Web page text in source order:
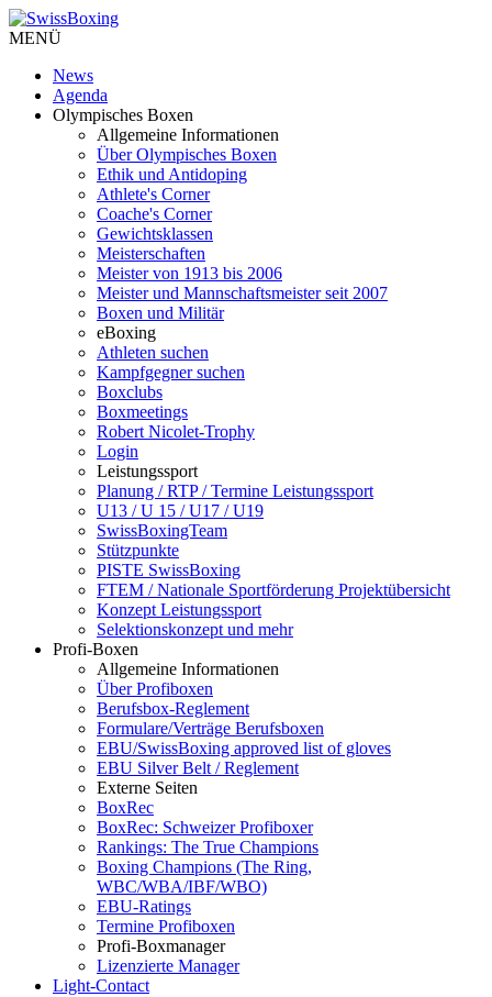
MENÜ
News
Agenda
Olympisches Boxen
Allgemeine Informationen
Über Olympisches Boxen
Ethik und Antidoping
Athlete's Corner
Coache's Corner
Gewichtsklassen
Meisterschaften
Meister von 1913 bis 2006
Meister und Mannschaftsmeister seit 2007
Boxen und Militär
eBoxing
Athleten suchen
Kampfgegner suchen
Boxclubs
Boxmeetings
Robert Nicolet-Trophy
Login
Leistungssport
Planung / RTP / Termine Leistungssport
U13 / U 15 / U17 / U19
SwissBoxingTeam
Stützpunkte
PISTE SwissBoxing
FTEM / Nationale Sportförderung Projektübersicht
Konzept Leistungssport
Selektionskonzept und mehr
Profi-Boxen
Allgemeine Informationen
Über Profiboxen
Berufsbox-Reglement
Formulare/Verträge Berufsboxen
EBU/SwissBoxing approved list of gloves
EBU Silver Belt / Reglement
Externe Seiten
BoxRec
BoxRec: Schweizer Profiboxer
Rankings: The True Champions
Boxing Champions (The Ring,
WBC/WBA/IBF/WBO)
EBU-Ratings
Termine Profiboxen
Profi-Boxmanager
Lizenzierte Manager
Light-Contact